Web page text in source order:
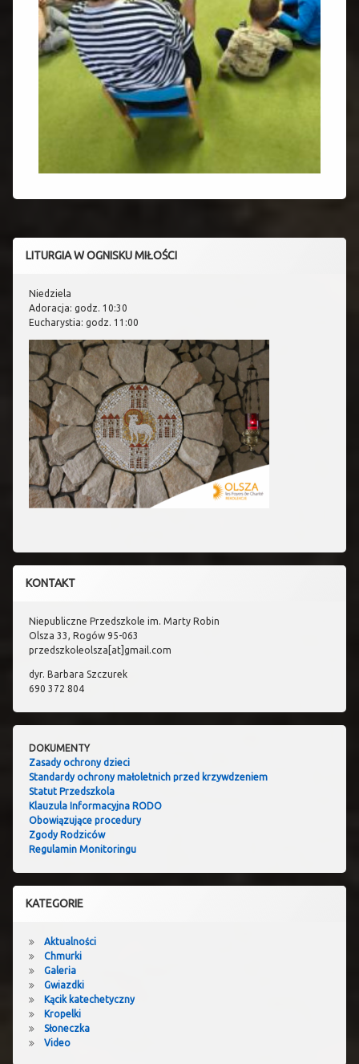
LITURGIA W OGNISKU MIŁOŚCI
Niedziela
Adoracja: godz. 10:30
Eucharystia: godz. 11:00
KONTAKT
Niepubliczne Przedszkole im. Marty Robin
Olsza 33, Rogów 95-063
przedszkoleolsza[at]gmail.com
dyr. Barbara Szczurek
690 372 804
DOKUMENTY
Zasady ochrony dzieci
Standardy ochrony małoletnich przed krzywdzeniem
Statut Przedszkola
Klauzula Informacyjna RODO
Obowiązujące procedury
Zgody Rodziców
Regulamin Monitoringu
KATEGORIE
Aktualności
Chmurki
Galeria
Gwiazdki
Kącik katechetyczny
Kropelki
Słoneczka
Video